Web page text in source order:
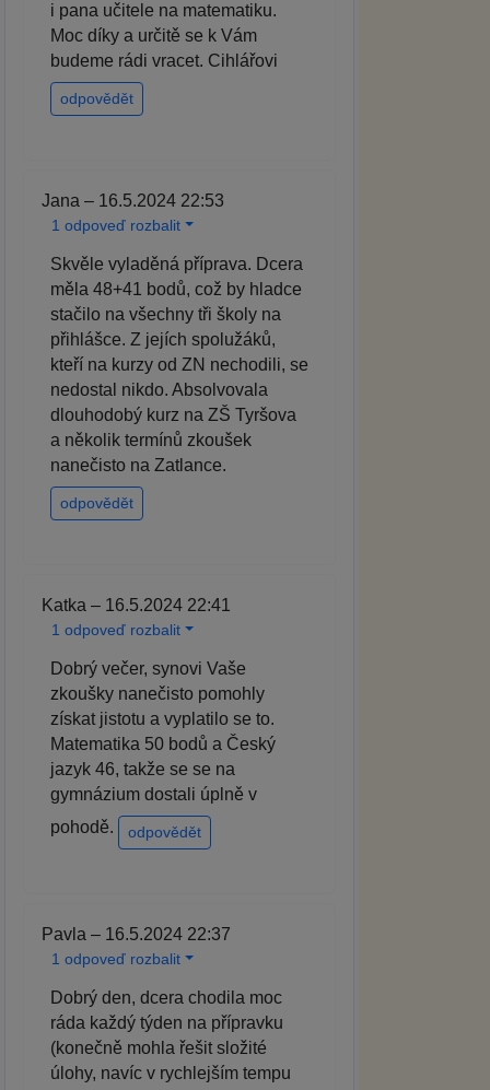
i pana učitele na matematiku.
Moc díky a určitě se k Vám
budeme rádi vracet. Cihlářovi
odpovědět
Jana – 16.5.2024 22:53
1 odpoveď rozbalit
Skvěle vyladěná příprava. Dcera
měla 48+41 bodů, což by hladce
stačilo na všechny tři školy na
přihlášce. Z jejích spolužáků,
kteří na kurzy od ZN nechodili, se
nedostal nikdo. Absolvovala
dlouhodobý kurz na ZŠ Tyršova
a několik termínů zkoušek
nanečisto na Zatlance.
odpovědět
Katka – 16.5.2024 22:41
1 odpoveď rozbalit
Dobrý večer, synovi Vaše
zkoušky nanečisto pomohly
získat jistotu a vyplatilo se to.
Matematika 50 bodů a Český
jazyk 46, takže se se na
gymnázium dostali úplně v
pohodě.
odpovědět
Pavla – 16.5.2024 22:37
1 odpoveď rozbalit
Dobrý den, dcera chodila moc
ráda každý týden na přípravku
(konečně mohla řešit složité
úlohy, navíc v rychlejším tempu